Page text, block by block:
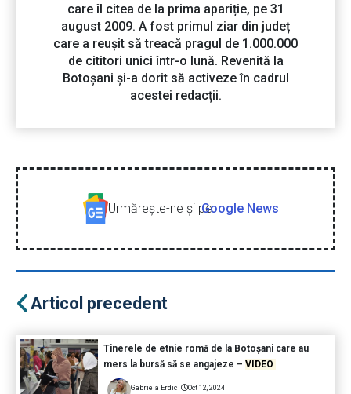
care îl citea de la prima apariție, pe 31
august 2009. A fost primul ziar din județ
care a reușit să treacă pragul de 1.000.000
de cititori unici într-o lună. Revenită la
Botoșani și-a dorit să activeze în cadrul
acestei redacții.
Urmăreşte-ne şi peGoogle News
Articol precedent
Tinerele de etnie romă de la Botoșani care au
mers la bursă să se angajeze – VIDEO
Gabriela Erdic Oct 12, 2024